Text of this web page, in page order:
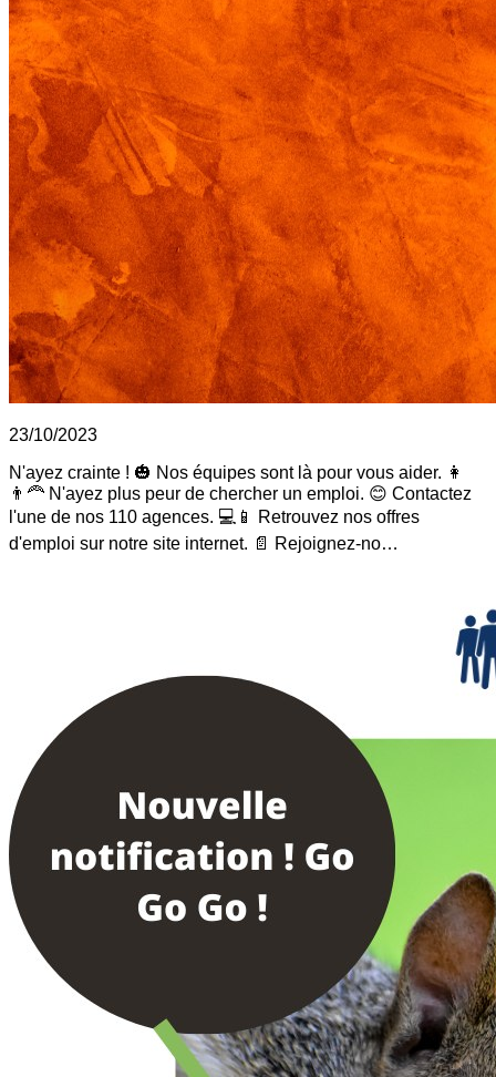
23/10/2023
N'ayez crainte ! 🎃 Nos équipes sont là pour vous aider. 👩
👨‍🦰 N'ayez plus peur de chercher un emploi. 😊 Contactez
l'une de nos 110 agences. 💻📱 Retrouvez nos offres
d'emploi sur notre site internet. 📄 Rejoignez-no…